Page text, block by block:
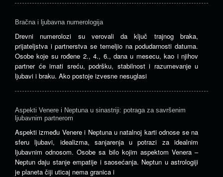
Bračna i ljubavna numerologija
Drevni numerolozi su verovali da ključ trajnog braka,
prijateljstva i partnerstva se temeljio na podudarnosti datuma.
Osobe koje su rođene 2., 4., 6., dana u mesecu, kao i njihov
partner će imati sreću, podršku, stabilnost i razumevanje u
ljubavi i braku. Ako postoje izvesne nesuglasi
Aspekti Venere i Neptuna u sinastriji: potraga za savršenim
ljubavnim partnerom
Aspekti između Venere i Neptuna u natalnoj karti odnose se na
sferu ljubavi, idealizma, sanjarenja u potrazi za idealnim
ljubavnim odnosom. Osobe sa bilo kojim aspektom Venera –
Neptun daju stanje empatije i saosećanja. Neptun u astrologiji
je planeta čiji uticaj nema granica i